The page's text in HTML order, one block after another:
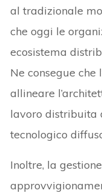
al tradizionale
che oggi le
ecosistema
Ne consegue
allineare
lavoro distribuita
tecnologico
Inoltre, la